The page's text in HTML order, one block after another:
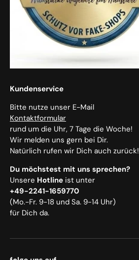
Kundenservice
Bitte nutze unser E-Mail
Kontaktformular
rund um die Uhr, 7 Tage die Woche!
Wir melden uns gern bei Dir.
Natürlich rufen wir Dich auch zurück!
Du möchstest mit uns sprechen?
Unsere Hotline ist unter
+49-2241-1659770
(Mo.-Fr. 9-18 und Sa. 9-14 Uhr)
für Dich da.